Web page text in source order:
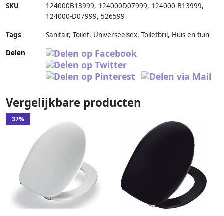
SKU 124000B13999, 124000D07999, 124000-B13999,
124000-D07999, 526599
Tags
Sanitair, Toilet, Universeelsex, Toiletbril, Huis en tuin
Delen
Vergelijkbare producten
37%